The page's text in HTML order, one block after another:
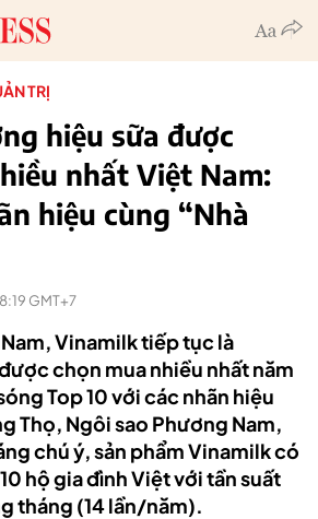
TRỊ
hiệu sữa được
nhất Việt Nam:
hiệu cùng “Nhà
GMT+7
Vinamilk tiếp tục là
chọn mua nhiều nhất năm
Top 10 với các nhãn hiệu
Thọ, Ngôi sao Phương Nam,
chú ý, sản phẩm Vinamilk có
hộ gia đình Việt với tần suất
tháng (14 lần/năm).